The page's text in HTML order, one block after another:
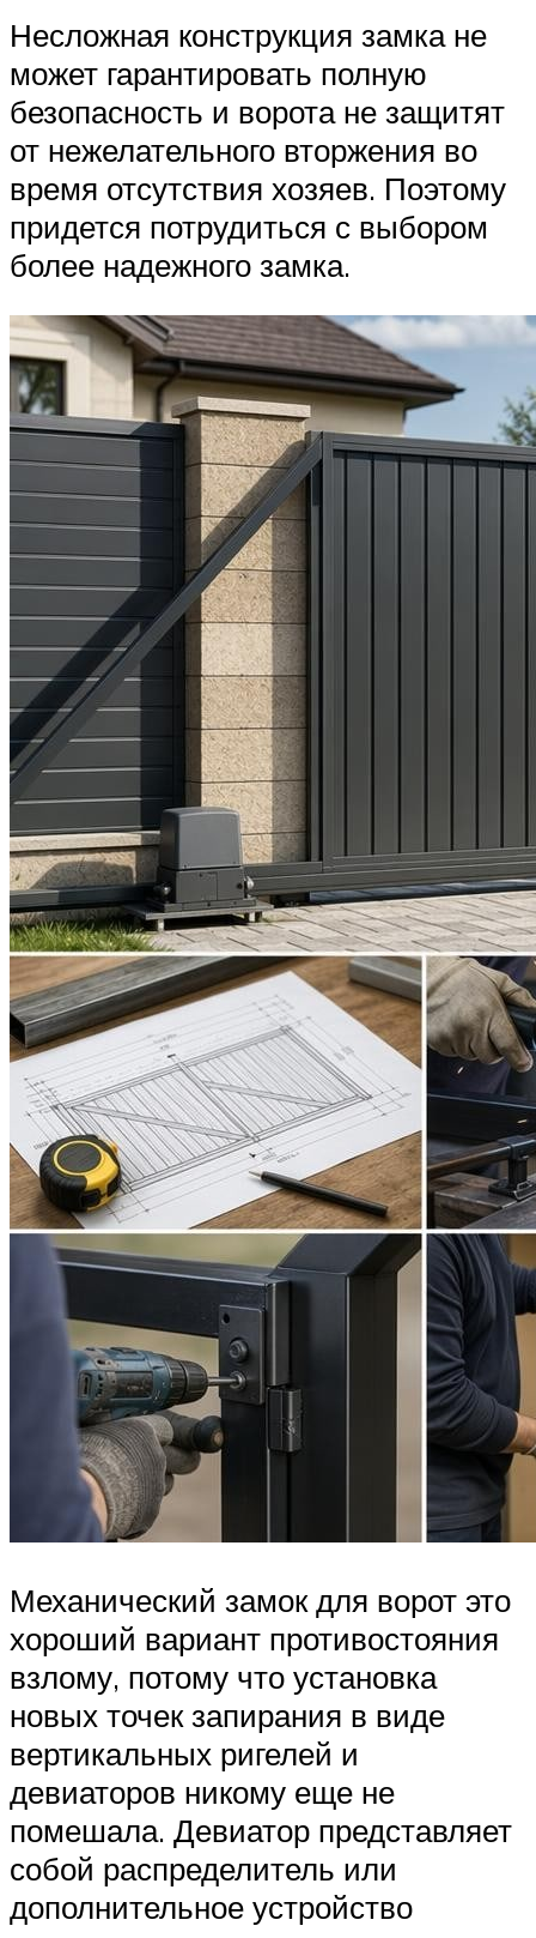
Несложная конструкция замка не
может гарантировать полную
безопасность и ворота не защитят
от нежелательного вторжения во
время отсутствия хозяев. Поэтому
придется потрудиться с выбором
более надежного замка.
Механический замок для ворот это
хороший вариант противостояния
взлому, потому что установка
новых точек запирания в виде
вертикальных ригелей и
девиаторов никому еще не
помешала. Девиатор представляет
собой распределитель или
дополнительное устройство